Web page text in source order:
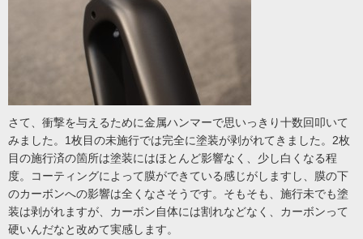
さて、衝撃を与えるために金属ハンマーで思いっきり十数回叩いて
みました。1枚目の未施行では完全に塗装が剥がれてきました。2枚
目の施行済の箇所は塗装にはほとんど影響なく、少し白くなる程
度。コーティングによって膜ができている感じがしますし、膜の下
のカーボンへの影響は全くなさそうです。そもそも、施行未でも塗
装は剥がれますが、カーボン自体には割れなどなく、カーボンって
硬いんだなと改めて実感します。